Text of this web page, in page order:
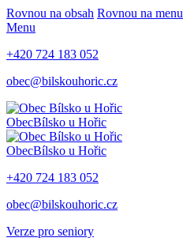
Rovnou na obsah Rovnou na menu
Menu
+420 724 183 052
obec@bilskouhoric.cz
ObecBílsko u Hořic
ObecBílsko u Hořic
+420 724 183 052
obec@bilskouhoric.cz
Verze pro seniory